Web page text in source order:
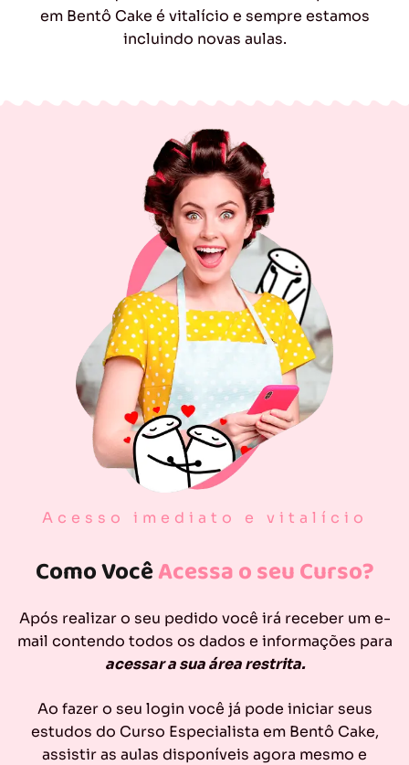
em Bentô Cake é vitalício e sempre estamos
incluindo novas aulas.
Acesso imediato e vitalício
Como VocêAcessa o seu Curso?
Após realizar o seu pedido você irá receber um e-
mail contendo todos os dados e informações para
acessar a sua área restrita.
Ao fazer o seu login você já pode iniciar seus
estudos do Curso Especialista em Bentô Cake,
assistir as aulas disponíveis agora mesmo e